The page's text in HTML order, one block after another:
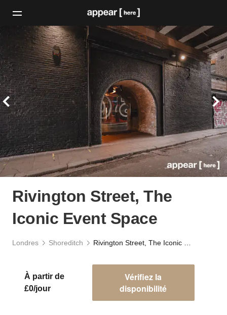
Rivington Street, The
Iconic Event Space
Londres Shoreditch
À partir de
£0/jour
Vérifiez la
disponibilité